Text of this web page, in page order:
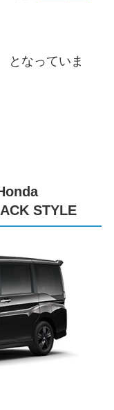
となっていま
STYLE